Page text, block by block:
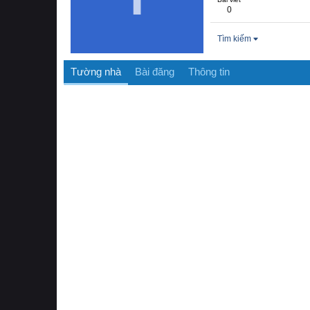
0
Tìm kiếm
Tường nhà Bài đăng Thông tin